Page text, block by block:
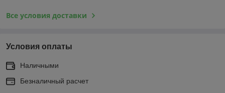
Все условия доставки
Условия оплаты
Наличными
Безналичный расчет